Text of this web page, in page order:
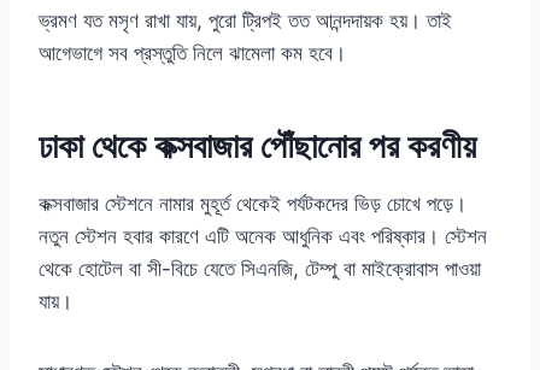
ভ্রমণ যত মসৃণ রাখা যায়, পুরো ট্রিপই তত আনন্দদায়ক হয়। তাই
আগেভাগে সব প্রস্তুতি নিলে ঝামেলা কম হবে।
ঢাকা থেকে কক্সবাজার পৌঁছানোর পর করণীয়
কক্সবাজার স্টেশনে নামার মুহূর্ত থেকেই পর্যটকদের ভিড় চোখে পড়ে।
নতুন স্টেশন হবার কারণে এটি অনেক আধুনিক এবং পরিষ্কার। স্টেশন
থেকে হোটেল বা সী-বিচে যেতে সিএনজি, টেম্পু বা মাইক্রোবাস পাওয়া
যায়।